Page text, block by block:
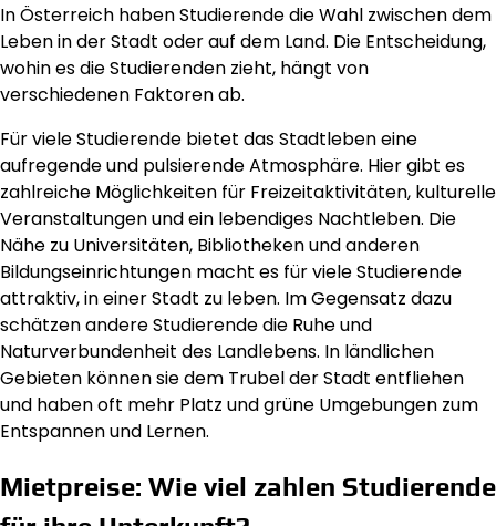
In Österreich haben Studierende die Wahl zwischen dem
Leben in der Stadt oder auf dem Land. Die Entscheidung,
wohin es die Studierenden zieht, hängt von
verschiedenen Faktoren ab.
Für viele Studierende bietet das Stadtleben eine
aufregende und pulsierende Atmosphäre. Hier gibt es
zahlreiche Möglichkeiten für Freizeitaktivitäten, kulturelle
Veranstaltungen und ein lebendiges Nachtleben. Die
Nähe zu Universitäten, Bibliotheken und anderen
Bildungseinrichtungen macht es für viele Studierende
attraktiv, in einer Stadt zu leben. Im Gegensatz dazu
schätzen andere Studierende die Ruhe und
Naturverbundenheit des Landlebens. In ländlichen
Gebieten können sie dem Trubel der Stadt entfliehen
und haben oft mehr Platz und grüne Umgebungen zum
Entspannen und Lernen.
Mietpreise: Wie viel zahlen Studierende